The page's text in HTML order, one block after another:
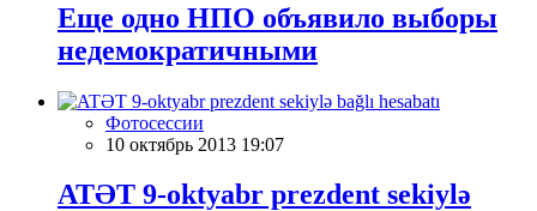
Еще одно НПО объявило выборы
недемократичными
Фотосессии
10 октябрь 2013 19:07
ATƏT 9-oktyabr prezdent sekiylə